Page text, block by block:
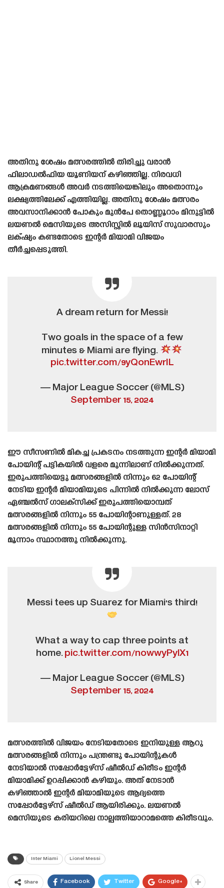
അതിനു ശേഷം മത്സരത്തിൽ തിരിച്ചു വരാൻ
ഫിലാഡൽഫിയ യൂണിയന് കഴിഞ്ഞില്ല. നിരവധി
ആക്രമണങ്ങൾ അവർ നടത്തിയെങ്കിലും അതൊന്നും
ലക്ഷ്യത്തിലേക്ക് എത്തിയില്ല. അതിനു ശേഷം മത്സരം
അവസാനിക്കാൻ പോകും മുൻപേ തൊണ്ണൂറാം മിനുട്ടിൽ
ലയണൽ മെസിയുടെ അസിസ്റ്റിൽ ലൂയിസ് സുവാരസും
ലക്‌ഷ്യം കണ്ടതോടെ ഇന്റർ മിയാമി വിജയം
തീർച്ചപ്പെടുത്തി.
A dream return for Messi!
Two goals in the space of a few
minutes & Miami are flying.
pic.twitter.com/9yQonEwrIL
— Major League Soccer (@MLS)
September 15, 2024
ഈ സീസണിൽ മികച്ച പ്രകടനം നടത്തുന്ന ഇന്റർ മിയാമി
പോയിന്റ് പട്ടികയിൽ വളരെ മുന്നിലാണ് നിൽക്കുന്നത്.
ഇരുപത്തിയെട്ടു മത്സരങ്ങളിൽ നിന്നും 62 പോയിന്റ്
നേടിയ ഇന്റർ മിയാമിയുടെ പിന്നിൽ നിൽക്കുന്ന ലോസ്
ഏഞ്ചൽസ് ഗാലക്‌സിക്ക് ഇരുപത്തിയൊമ്പത്
മത്സരങ്ങളിൽ നിന്നും 55 പോയിന്റാണുള്ളത്. 28
മത്സരങ്ങളിൽ നിന്നും 55 പോയിന്റുള്ള സിൻസിനാറ്റി
മൂന്നാം സ്ഥാനത്തു നിൽക്കുന്നു.
Messi tees up Suarez for Miami's third!
What a way to cap three points at
home.pic.twitter.com/nowwyPylX1
— Major League Soccer (@MLS)
September 15, 2024
മത്സരത്തിൽ വിജയം നേടിയതോടെ ഇനിയുള്ള ആറു
മത്സരങ്ങളിൽ നിന്നും പന്ത്രണ്ടു പോയിന്റുകൾ
നേടിയാൽ സപ്പോർട്ടേഴ്‌സ് ഷീൽഡ് കിരീടം ഇന്റർ
മിയാമിക്ക് ഉറപ്പിക്കാൻ കഴിയും. അത് നേടാൻ
കഴിഞ്ഞാൽ ഇന്റർ മിയാമിയുടെ ആദ്യത്തെ
സപ്പോർട്ടേഴ്‌സ് ഷീൽഡ് ആയിരിക്കും. ലയണൽ
മെസിയുടെ കരിയറിലെ നാല്പത്തിയാറാമത്തെ കിരീടവും.
Inter Miami Lionel Messi
Share Facebook Twitter Google+